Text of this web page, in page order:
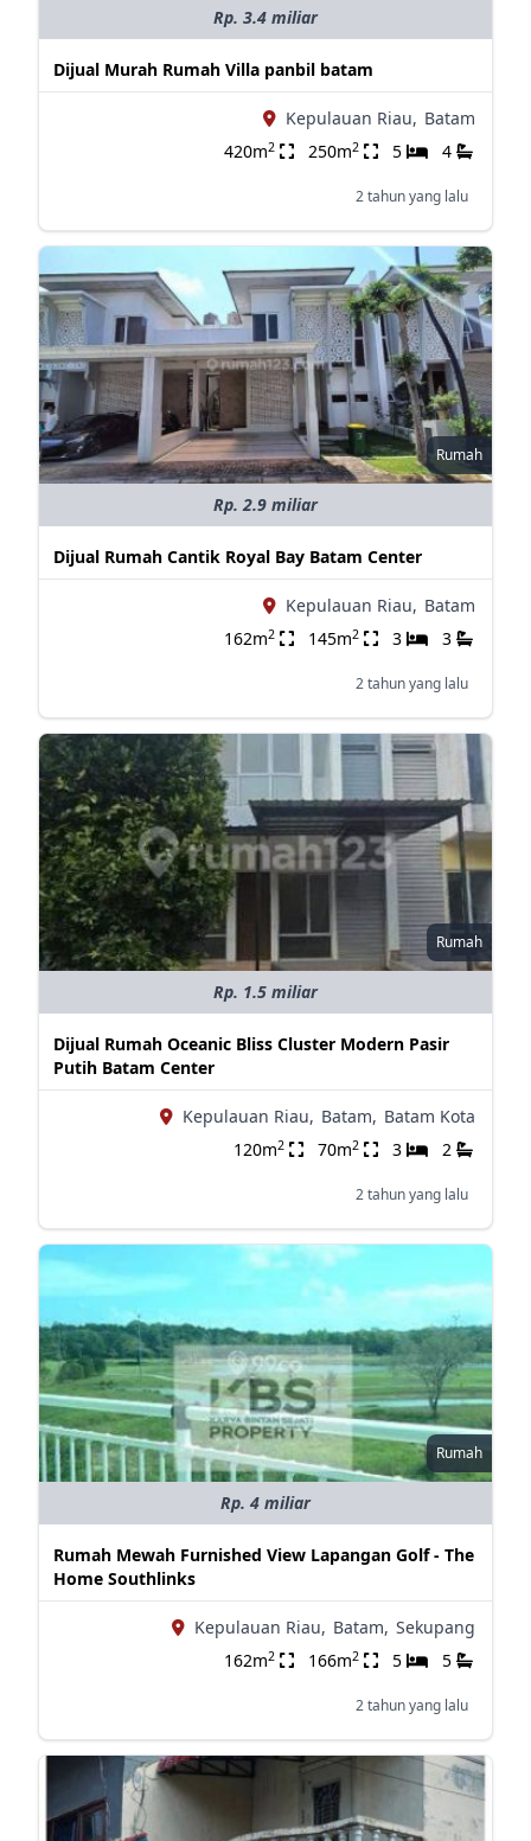
Rp. 3.4 miliar
Dijual Murah Rumah Villa panbil batam
Kepulauan Riau, Batam
420m2 250m2 5 4
2 tahun yang lalu
Rumah
Rp. 2.9 miliar
Dijual Rumah Cantik Royal Bay Batam Center
Kepulauan Riau, Batam
162m2 145m2 3 3
2 tahun yang lalu
Rumah
Rp. 1.5 miliar
Dijual Rumah Oceanic Bliss Cluster Modern Pasir
Putih Batam Center
Kepulauan Riau, Batam, Batam Kota
120m2 70m2 3 2
2 tahun yang lalu
Rumah
Rp. 4 miliar
Rumah Mewah Furnished View Lapangan Golf - The
Home Southlinks
Kepulauan Riau, Batam, Sekupang
162m2 166m2 5 5
2 tahun yang lalu